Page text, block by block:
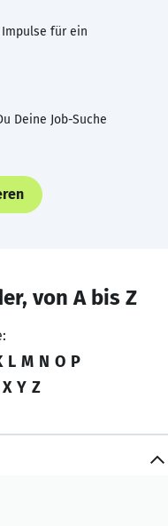
für ein
Deine Job-Suche
von A bis Z
L M N O P
X Y Z